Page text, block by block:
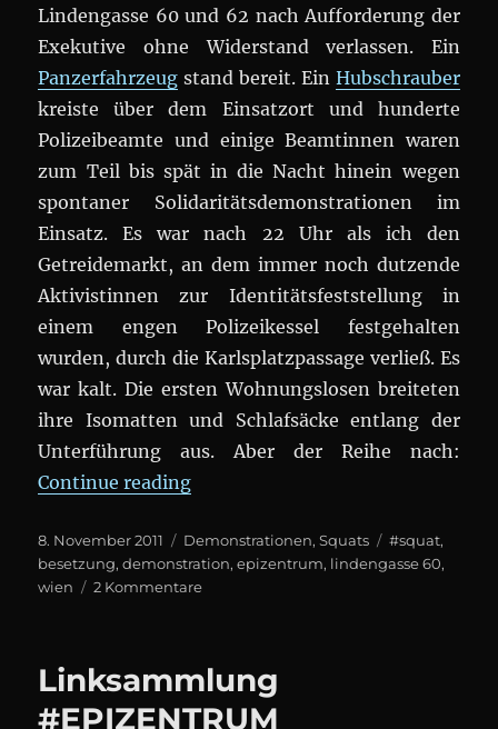
Lindengasse 60 und 62 nach Aufforderung der
Exekutive ohne Widerstand verlassen. Ein
Panzerfahrzeug stand bereit. Ein Hubschrauber
kreiste über dem Einsatzort und hunderte
Polizeibeamte und einige Beamtinnen waren
zum Teil bis spät in die Nacht hinein wegen
spontaner Solidaritätsdemonstrationen im
Einsatz. Es war nach 22 Uhr als ich den
Getreidemarkt, an dem immer noch dutzende
Aktivistinnen zur Identitätsfeststellung in
einem engen Polizeikessel festgehalten
wurden, durch die Karlsplatzpassage verließ. Es
war kalt. Die ersten Wohnungslosen breiteten
ihre Isomatten und Schlafsäcke entlang der
Unterführung aus. Aber der Reihe nach:
Continue reading„Tag der Räumung des
Posted
on
8. November 2011 Categories
Demonstrationen,Squats Tags
#squat,
besetzung,demonstration,epizentrum, lindengasse 60,
wien
2 Kommentarezu
des
#Epizentrum
Linksammlung
#EPIZENTRUM